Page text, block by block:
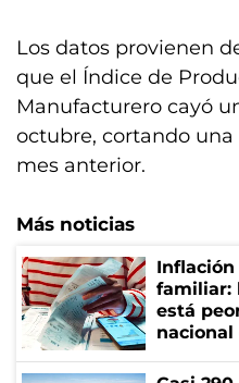
Los datos provienen
que el Índice de
Manufacturero cayó
octubre, cortando
mes anterior.
Más noticias
familiar:
está
nacional